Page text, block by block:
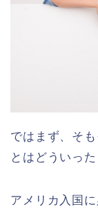
ではまず、そ
とはどういっ
アメリカ入国